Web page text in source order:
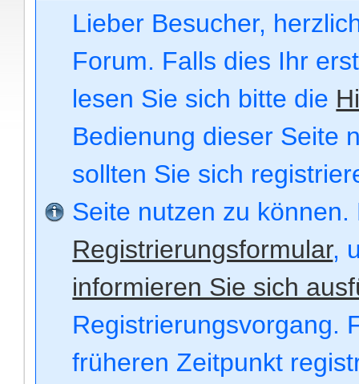
Lieber Besucher,
Forum. Falls dies Ihr
lesen Sie sich bitte die
Bedienung dieser Seite
sollten Sie sich
Seite nutzen zu
Registrierungsformular,
informieren Sie sich
Registrierungsvorgang.
früheren Zeitpunkt